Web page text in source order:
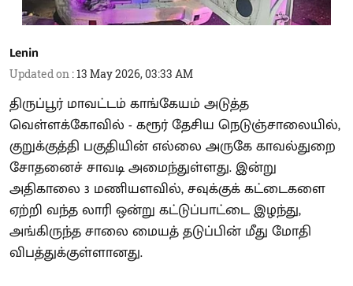
Lenin
Updated on :13 May 2026, 03:33 AM
திருப்பூர் மாவட்டம் காங்கேயம் அடுத்த
வெள்ளக்கோவில் - கரூர் தேசிய நெடுஞ்சாலையில்,
குறுக்குத்தி பகுதியின் எல்லை அருகே காவல்துறை
சோதனைச் சாவடி அமைந்துள்ளது. இன்று
அதிகாலை 3 மணியளவில், சவுக்குக் கட்டைகளை
ஏற்றி வந்த லாரி ஒன்று கட்டுப்பாட்டை இழந்து,
அங்கிருந்த சாலை மையத் தடுப்பின் மீது மோதி
விபத்துக்குள்ளானது.